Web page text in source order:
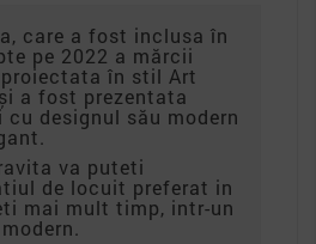
care a fost inclusa în
pe 2022 a mărcii
în stil Art
a fost prezentata
designul său modern
va puteti
de locuit preferat in
mai mult timp, intr-un